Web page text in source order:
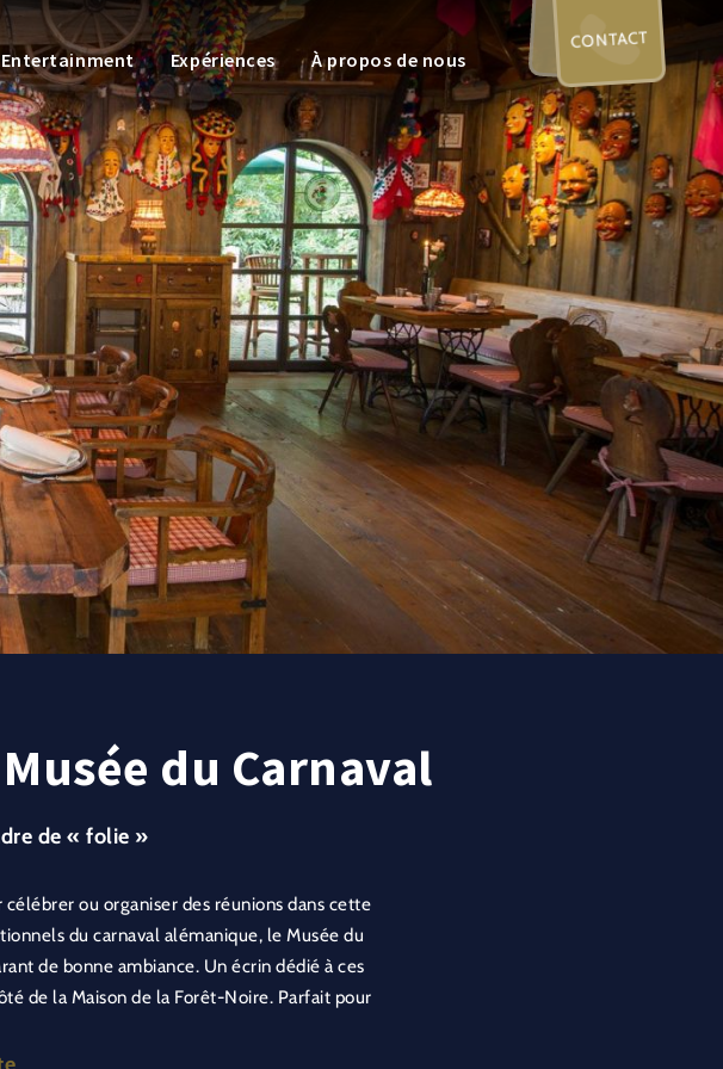
Entertainment Expériences À propos de nous
CONTACT
du Carnaval
de « folie »
ou organiser des réunions dans cette
du carnaval alémanique, le Musée du
de bonne ambiance. Un écrin dédié à ces
de la Maison de la Forêt-Noire. Parfait pour